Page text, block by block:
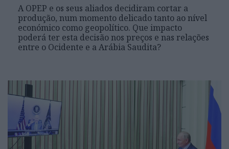
A OPEP e os seus aliados decidiram cortar a
produção, num momento delicado tanto ao nível
económico como geopolítico. Que impacto
poderá ter esta decisão nos preços e nas relações
entre o Ocidente e a Arábia Saudita?